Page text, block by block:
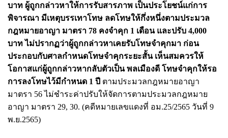
บาท ผู้ถูกกล่าวหาให้การรับสารภาพ เป็นประโยชน์แก่การ
พิจารณา มีเหตุบรรเทาโทษ ลดโทษให้กึ่งหนึ่งตามประมวล
กฎหมายอาญา มาตรา 78 คงจําคุก 1 เดือน และปรับ 4,000
บาท ไม่ปรากฏว่าผู้ถูกกล่าวหาเคยรับโทษจําคุกมา ก่อน
ประกอบกับศาลกําหนดโทษจําคุกระยะสั้น เห็นสมควรให้
โอกาสแก่ผู้ถูกกล่าวหากลับตัวเป็น พลเมืองดี โทษจําคุกให้รอ
การลงโทษไว้มีกําหนด 1 ปี ตามประมวลกฎหมายอาญา
มาตรา 56 ไม่ชําระค่าปรับให้จัดการตามประมวลกฎหมาย
อาญา มาตรา 29, 30. (คดีหมายเลขแดงที่ อม.25/2565 วันที่ 9
พ.ย.2565)